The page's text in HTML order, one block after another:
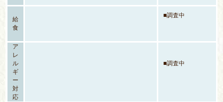
給
食
■調査中
ア
レ
ル
ギ
ー
対
応
■調査中